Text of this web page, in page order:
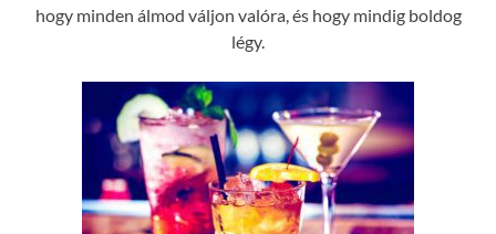
hogy minden álmod váljon valóra, és hogy mindig boldog
légy.